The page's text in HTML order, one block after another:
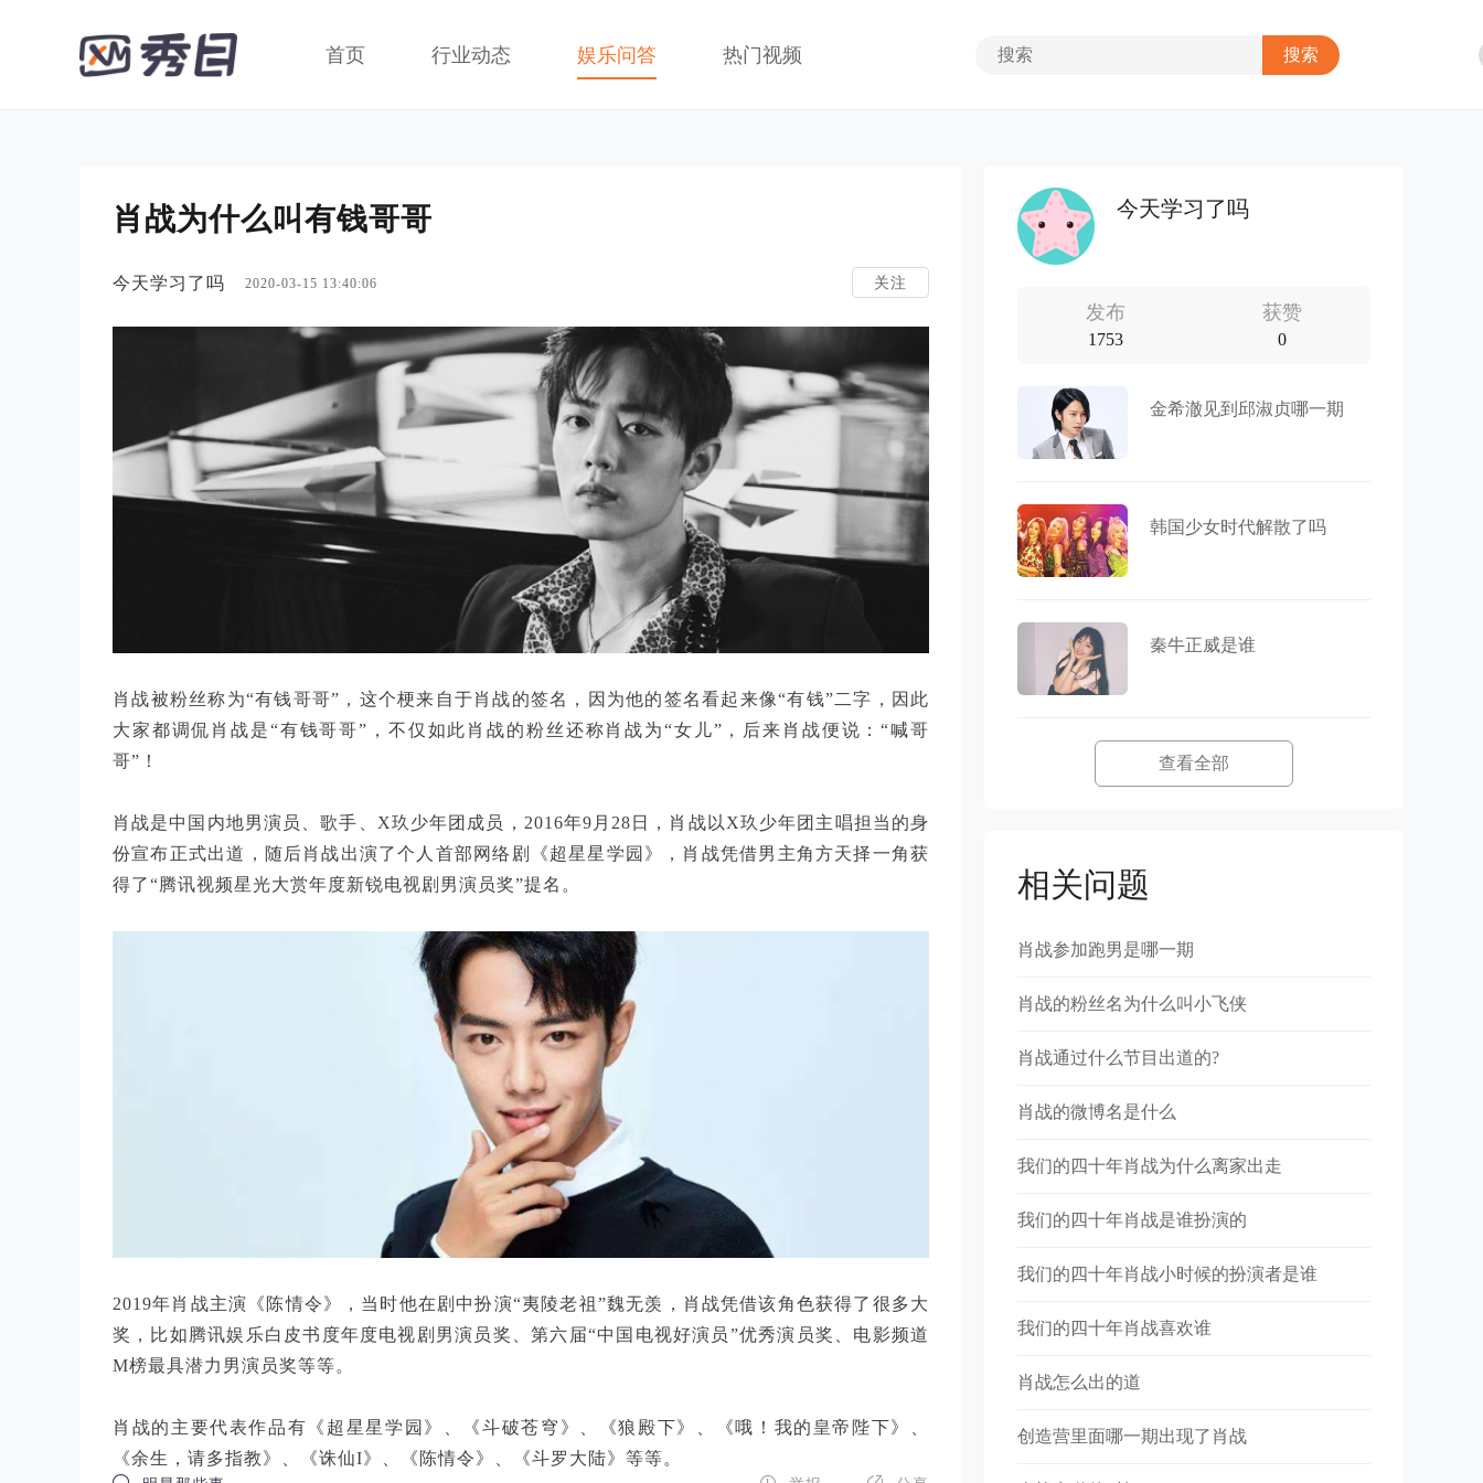
首页 行业动态 娱乐问答 热门视频
肖战为什么叫有钱哥哥
今天学习了吗 2020-03-15 13:40:06 关注
肖战被粉丝称为“有钱哥哥”，这个梗来自于肖战的签名，因为他的签名看起来像“有钱”二字，因此
大家都调侃肖战是“有钱哥哥”，不仅如此肖战的粉丝还称肖战为“女儿”，后来肖战便说：“喊哥
哥”！
肖战是中国内地男演员、歌手、X玖少年团成员，2016年9月28日，肖战以X玖少年团主唱担当的身
份宣布正式出道，随后肖战出演了个人首部网络剧《超星星学园》，肖战凭借男主角方天择一角获
得了“腾讯视频星光大赏年度新锐电视剧男演员奖”提名。
2019年肖战主演《陈情令》，当时他在剧中扮演“夷陵老祖”魏无羡，肖战凭借该角色获得了很多大
奖，比如腾讯娱乐白皮书度年度电视剧男演员奖、第六届“中国电视好演员”优秀演员奖、电影频道
M榜最具潜力男演员奖等等。
肖战的主要代表作品有《超星星学园》、《斗破苍穹》、《狼殿下》、《哦！我的皇帝陛下》、
《余生，请多指教》、《诛仙I》、《陈情令》、《斗罗大陆》等等。
今天学习了吗
发布
1753
获赞
0
金希澈见到邱淑贞哪一期
韩国少女时代解散了吗
秦牛正威是谁
查看全部
相关问题
肖战参加跑男是哪一期
肖战的粉丝名为什么叫小飞侠
肖战通过什么节目出道的?
肖战的微博名是什么
我们的四十年肖战为什么离家出走
我们的四十年肖战是谁扮演的
我们的四十年肖战小时候的扮演者是谁
我们的四十年肖战喜欢谁
肖战怎么出的道
创造营里面哪一期出现了肖战